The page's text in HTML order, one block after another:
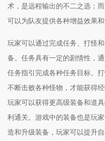
术，是远程输出的不二之选；
可以为队友提供各种增益效果
玩家可以通过完成任务、打怪
备。任务具有一定的剧情性，
任务指引完成各种任务目标。
不断击败各种怪物，才能获得
玩家可以获得更高级装备和道
利通关。游戏中的装备也是玩
造和升级装备，玩家可以提升